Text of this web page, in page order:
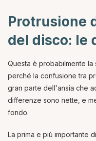
Protrusione
del disco: le
Questa è probabilmente la
perché la confusione tra
gran parte dell'ansia che
differenze sono nette, e
fondo.
La prima e più importante